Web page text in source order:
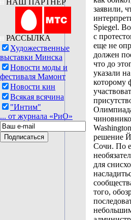
НАШ ПАРТНЕР
РАССЫЛКА
Художественные
выставки Минска
Новости моды и
фестиваля Мамонт
Новости кин
Всякая всячина
"Интим"
... от журнала «РиО»
заявили,
Spiegel.
с
еще не
должен
что до
указали
которому
решение
Сочи. По
для
того,